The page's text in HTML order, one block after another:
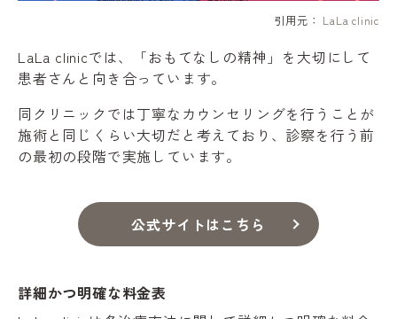
引用元： LaLa clinic
LaLa clinicでは、「おもてなしの精神」を大切にして
患者さんと向き合っています。
同クリニックでは丁寧なカウンセリングを行うことが
施術と同じくらい大切だと考えており、診察を行う前
の最初の段階で実施しています。
公式サイトはこちら
詳細かつ明確な料金表